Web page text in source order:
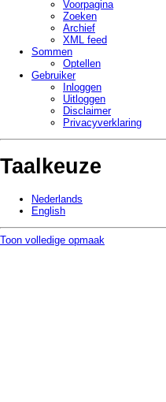
Voorpagina
Zoeken
Archief
XML feed
Sommen
Optellen
Gebruiker
Inloggen
Uitloggen
Disclaimer
Privacy­verklaring
Taalkeuze
Nederlands
English
Toon volledige opmaak